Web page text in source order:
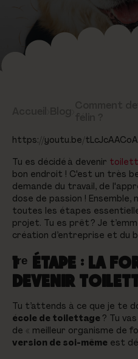
https://youtu.be/
Tu es décidé à devenir
bon endroit ! C'est un très
demande du travail, de
dose de passion ! Ensemble,
toutes les étapes
projet. Tu es prêt ? Je
création d’entreprise et du
1ʳᵉ ÉTAPE : LA
DEVENIR
Tu t’attends à ce que je te
école de toilettage ? Tu
de « meilleur organisme de
version de soi-même est